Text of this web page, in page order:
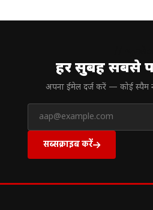
हर सुबह सबसे
अपना ईमेल दर्ज करें — कोई स्पैम
सब्सक्राइब करें